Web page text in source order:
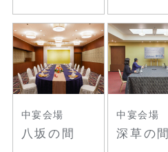
中宴会場
八坂の間
中宴会場
深草の間